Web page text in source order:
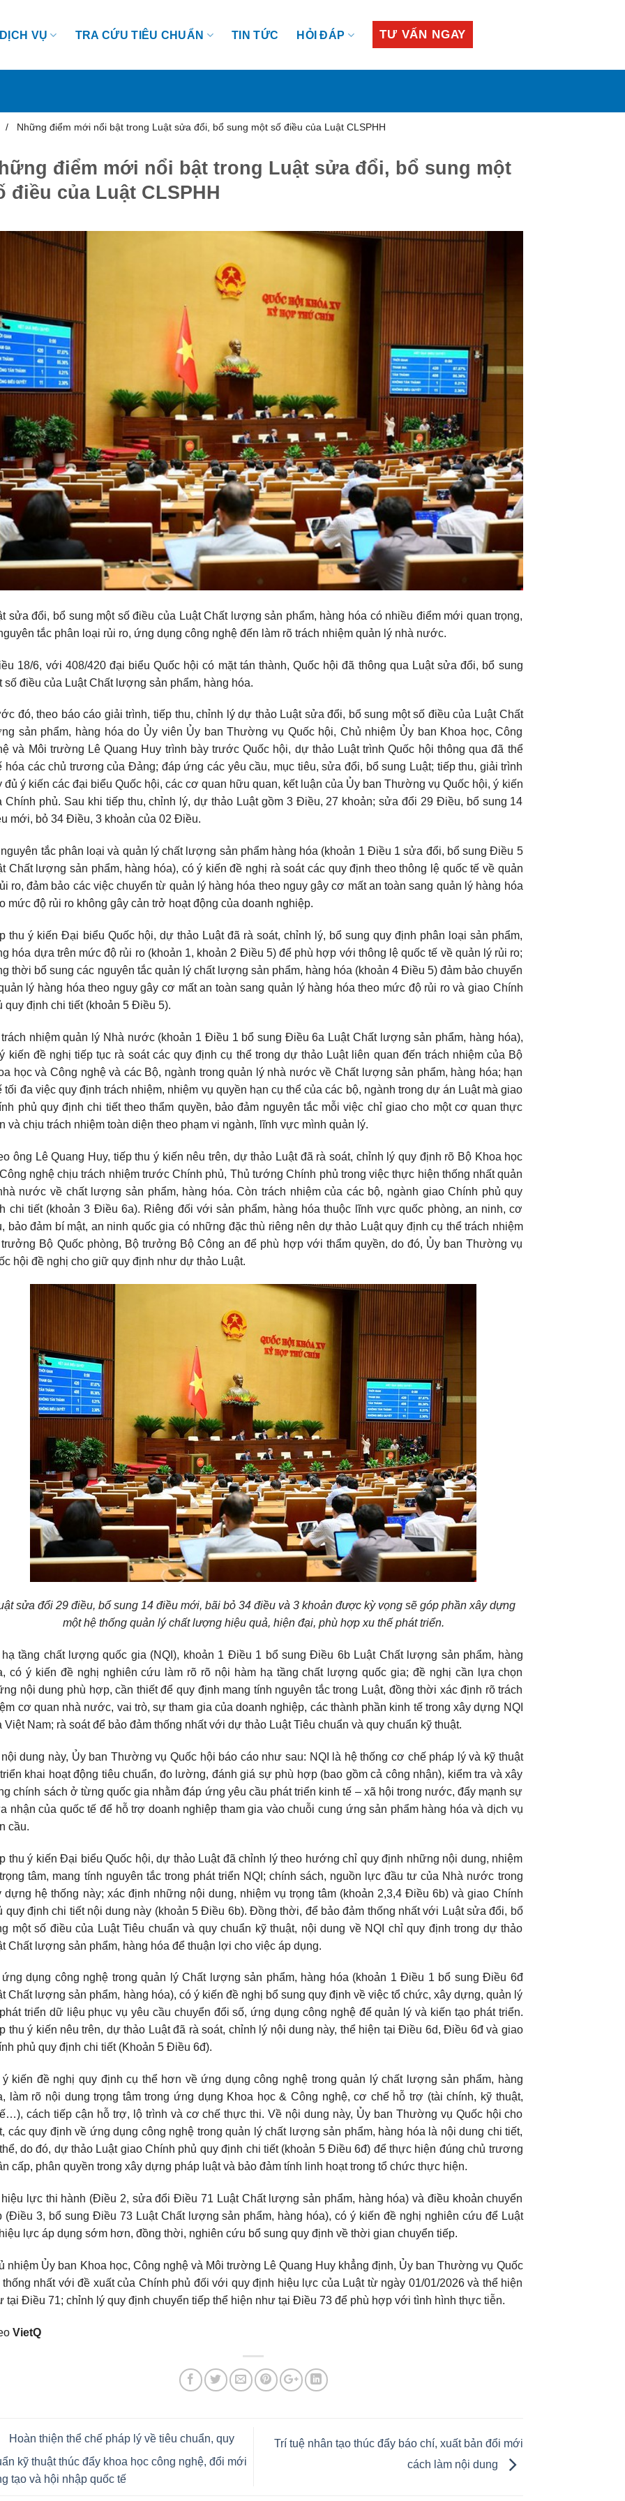
VỤ TRA CỨU TIÊU CHUẨN TIN TỨC HỎI ĐÁP TƯ VẤN NGAY
/ Những điểm mới nổi bật trong Luật sửa đổi, bổ sung một số điều của Luật CLSPHH
điểm mới nổi bật trong Luật sửa đổi, bổ sung một
điều của Luật CLSPHH
sửa đổi, bổ sung một số điều của Luật Chất lượng sản phẩm, hàng hóa có nhiều điểm mới quan trọng,
tắc phân loại rủi ro, ứng dụng công nghệ đến làm rõ trách nhiệm quản lý nhà nước.
18/6, với 408/420 đại biểu Quốc hội có mặt tán thành, Quốc hội đã thông qua Luật sửa đổi, bổ sung
số điều của Luật Chất lượng sản phẩm, hàng hóa.
đó, theo báo cáo giải trình, tiếp thu, chỉnh lý dự thảo Luật sửa đổi, bổ sung một số điều của Luật Chất
sản phẩm, hàng hóa do Ủy viên Ủy ban Thường vụ Quốc hội, Chủ nhiệm Ủy ban Khoa học, Công
và Môi trường Lê Quang Huy trình bày trước Quốc hội, dự thảo Luật trình Quốc hội thông qua đã thể
hóa các chủ trương của Đảng; đáp ứng các yêu cầu, mục tiêu, sửa đổi, bổ sung Luật; tiếp thu, giải trình
đủ ý kiến các đại biểu Quốc hội, các cơ quan hữu quan, kết luận của Ủy ban Thường vụ Quốc hội, ý kiến
Chính phủ. Sau khi tiếp thu, chỉnh lý, dự thảo Luật gồm 3 Điều, 27 khoản; sửa đổi 29 Điều, bổ sung 14
mới, bỏ 34 Điều, 3 khoản của 02 Điều.
tắc phân loại và quản lý chất lượng sản phẩm hàng hóa (khoản 1 Điều 1 sửa đổi, bổ sung Điều 5
Chất lượng sản phẩm, hàng hóa), có ý kiến đề nghị rà soát các quy định theo thông lệ quốc tế về quản
ro, đảm bảo các việc chuyển từ quản lý hàng hóa theo nguy gây cơ mất an toàn sang quản lý hàng hóa
mức độ rủi ro không gây cản trở hoạt động của doanh nghiệp.
thu ý kiến Đại biểu Quốc hội, dự thảo Luật đã rà soát, chỉnh lý, bổ sung quy định phân loại sản phẩm,
hóa dựa trên mức độ rủi ro (khoản 1, khoản 2 Điều 5) để phù hợp với thông lệ quốc tế về quản lý rủi ro;
thời bổ sung các nguyên tắc quản lý chất lượng sản phẩm, hàng hóa (khoản 4 Điều 5) đảm bảo chuyển
lý hàng hóa theo nguy gây cơ mất an toàn sang quản lý hàng hóa theo mức độ rủi ro và giao Chính
quy định chi tiết (khoản 5 Điều 5).
nhiệm quản lý Nhà nước (khoản 1 Điều 1 bổ sung Điều 6a Luật Chất lượng sản phẩm, hàng hóa),
kiến đề nghị tiếp tục rà soát các quy định cụ thể trong dự thảo Luật liên quan đến trách nhiệm của Bộ
học và Công nghệ và các Bộ, ngành trong quản lý nhà nước về Chất lượng sản phẩm, hàng hóa; hạn
tối đa việc quy định trách nhiệm, nhiệm vụ quyền hạn cụ thể của các bộ, ngành trong dự án Luật mà giao
phủ quy định chi tiết theo thẩm quyền, bảo đảm nguyên tắc mỗi việc chỉ giao cho một cơ quan thực
và chịu trách nhiệm toàn diện theo phạm vi ngành, lĩnh vực mình quản lý.
ông Lê Quang Huy, tiếp thu ý kiến nêu trên, dự thảo Luật đã rà soát, chỉnh lý quy định rõ Bộ Khoa học
nghệ chịu trách nhiệm trước Chính phủ, Thủ tướng Chính phủ trong việc thực hiện thống nhất quản
nước về chất lượng sản phẩm, hàng hóa. Còn trách nhiệm của các bộ, ngành giao Chính phủ quy
chi tiết (khoản 3 Điều 6a). Riêng đối với sản phẩm, hàng hóa thuộc lĩnh vực quốc phòng, an ninh, cơ
bảo đảm bí mật, an ninh quốc gia có những đặc thù riêng nên dự thảo Luật quy định cụ thể trách nhiệm
Bộ Quốc phòng, Bộ trưởng Bộ Công an để phù hợp với thẩm quyền, do đó, Ủy ban Thường vụ
hội đề nghị cho giữ quy định như dự thảo Luật.
sửa đổi 29 điều, bổ sung 14 điều mới, bãi bỏ 34 điều và 3 khoản được kỳ vọng sẽ góp phần xây dựng
một hệ thống quản lý chất lượng hiệu quả, hiện đại, phù hợp xu thế phát triển.
tầng chất lượng quốc gia (NQI), khoản 1 Điều 1 bổ sung Điều 6b Luật Chất lượng sản phẩm, hàng
có ý kiến đề nghị nghiên cứu làm rõ rõ nội hàm hạ tầng chất lượng quốc gia; đề nghị cần lựa chọn
nội dung phù hợp, cần thiết để quy định mang tính nguyên tắc trong Luật, đồng thời xác định rõ trách
cơ quan nhà nước, vai trò, sự tham gia của doanh nghiệp, các thành phần kinh tế trong xây dựng NQI
Việt Nam; rà soát để bảo đảm thống nhất với dự thảo Luật Tiêu chuẩn và quy chuẩn kỹ thuật.
dung này, Ủy ban Thường vụ Quốc hội báo cáo như sau: NQI là hệ thống cơ chế pháp lý và kỹ thuật
khai hoạt động tiêu chuẩn, đo lường, đánh giá sự phù hợp (bao gồm cả công nhận), kiểm tra và xây
chính sách ở từng quốc gia nhằm đáp ứng yêu cầu phát triển kinh tế – xã hội trong nước, đẩy mạnh sự
nhận của quốc tế để hỗ trợ doanh nghiệp tham gia vào chuỗi cung ứng sản phẩm hàng hóa và dịch vụ
cầu.
thu ý kiến Đại biểu Quốc hội, dự thảo Luật đã chỉnh lý theo hướng chỉ quy định những nội dung, nhiệm
tâm, mang tính nguyên tắc trong phát triển NQI; chính sách, nguồn lực đầu tư của Nhà nước trong
dựng hệ thống này; xác định những nội dung, nhiệm vụ trọng tâm (khoản 2,3,4 Điều 6b) và giao Chính
quy định chi tiết nội dung này (khoản 5 Điều 6b). Đồng thời, để bảo đảm thống nhất với Luật sửa đổi, bổ
một số điều của Luật Tiêu chuẩn và quy chuẩn kỹ thuật, nội dung về NQI chỉ quy định trong dự thảo
Chất lượng sản phẩm, hàng hóa để thuận lợi cho việc áp dụng.
dụng công nghệ trong quản lý Chất lượng sản phẩm, hàng hóa (khoản 1 Điều 1 bổ sung Điều 6đ
Chất lượng sản phẩm, hàng hóa), có ý kiến đề nghị bổ sung quy định về việc tổ chức, xây dựng, quản lý
triển dữ liệu phục vụ yêu cầu chuyển đổi số, ứng dụng công nghệ để quản lý và kiến tạo phát triển.
thu ý kiến nêu trên, dự thảo Luật đã rà soát, chỉnh lý nội dung này, thể hiện tại Điều 6d, Điều 6đ và giao
phủ quy định chi tiết (Khoản 5 Điều 6đ).
ý kiến đề nghị quy định cụ thể hơn về ứng dụng công nghệ trong quản lý chất lượng sản phẩm, hàng
làm rõ nội dung trọng tâm trong ứng dụng Khoa học & Công nghệ, cơ chế hỗ trợ (tài chính, kỹ thuật,
cách tiếp cận hỗ trợ, lộ trình và cơ chế thực thi. Về nội dung này, Ủy ban Thường vụ Quốc hội cho
các quy định về ứng dụng công nghệ trong quản lý chất lượng sản phẩm, hàng hóa là nội dung chi tiết,
do đó, dự thảo Luật giao Chính phủ quy định chi tiết (khoản 5 Điều 6đ) để thực hiện đúng chủ trương
cấp, phân quyền trong xây dựng pháp luật và bảo đảm tính linh hoạt trong tổ chức thực hiện.
lực thi hành (Điều 2, sửa đổi Điều 71 Luật Chất lượng sản phẩm, hàng hóa) và điều khoản chuyển
(Điều 3, bổ sung Điều 73 Luật Chất lượng sản phẩm, hàng hóa), có ý kiến đề nghị nghiên cứu để Luật
lực áp dụng sớm hơn, đồng thời, nghiên cứu bổ sung quy định về thời gian chuyển tiếp.
nhiệm Ủy ban Khoa học, Công nghệ và Môi trường Lê Quang Huy khẳng định, Ủy ban Thường vụ Quốc
thống nhất với đề xuất của Chính phủ đối với quy định hiệu lực của Luật từ ngày 01/01/2026 và thể hiện
tại Điều 71; chỉnh lý quy định chuyển tiếp thể hiện như tại Điều 73 để phù hợp với tình hình thực tiễn.
VietQ
Hoàn thiện thể chế pháp lý về tiêu chuẩn, quy
kỹ thuật thúc đẩy khoa học công nghệ, đổi mới
tạo và hội nhập quốc tế
Trí tuệ nhân tạo thúc đẩy báo chí, xuất bản đổi mới
cách làm nội dung